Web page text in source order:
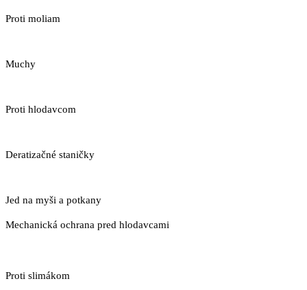
Proti moliam
Muchy
Proti hlodavcom
Deratizačné staničky
Jed na myši a potkany
Mechanická ochrana pred hlodavcami
Proti slimákom